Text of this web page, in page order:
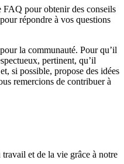
FAQ pour obtenir des conseils
répondre à vos questions
la communauté. Pour qu’il
pertinent, qu’il
si possible, propose des idées
remercions de contribuer à
et de la vie grâce à notre